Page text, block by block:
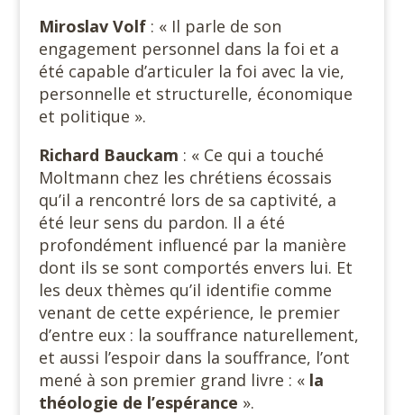
Miroslav Volf : « Il parle de son
engagement personnel dans la foi et a
été capable d’articuler la foi avec la vie,
personnelle et structurelle, économique
et politique ».
Richard Bauckam : « Ce qui a touché
Moltmann chez les chrétiens écossais
qu’il a rencontré lors de sa captivité, a
été leur sens du pardon. Il a été
profondément influencé par la manière
dont ils se sont comportés envers lui. Et
les deux thèmes qu’il identifie comme
venant de cette expérience, le premier
d’entre eux : la souffrance naturellement,
et aussi l’espoir dans la souffrance, l’ont
mené à son premier grand livre : « la
théologie de l’espérance ».